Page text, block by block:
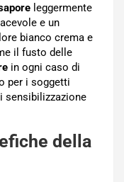
leggermente
e un
bianco crema e
il fusto delle
in ogni caso di
per i soggetti
sensibilizzazione
della